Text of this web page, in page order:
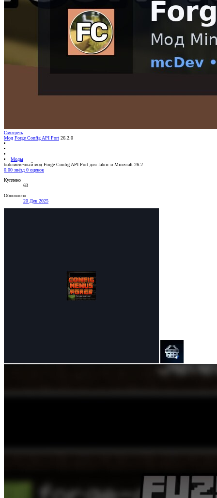
Смотреть
Мод Forge Config API Port 26.2.0
Моды
библиотечный мод Forge Config API Port для fabric и Minecraft 26.2
0.00 звёзд 0 оценок
Куплено
63
Обновлено
20 Дек 2025